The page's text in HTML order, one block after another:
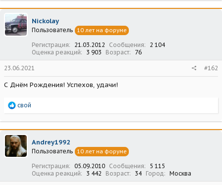
к
ц
и
и
Nickolay
Пользователь 10 лет на форуме
Регистрация 21.03.2012 Сообщения
2 104
Оценка реакций
3 903 Возраст 76
23.06.2021 #162
С Днём Рождения! Успехов, удачи!
Р
а
к
ц
и
и
свой
Andrey1992
Пользователь 10 лет на форуме
Регистрация 05.09.2010 Сообщения
5 115
Оценка реакций
3 442 Возраст 34 Город Москва